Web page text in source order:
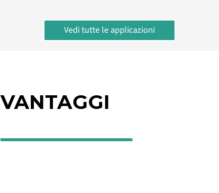
Vedi tutte le applicazioni
VANTAGGI